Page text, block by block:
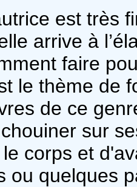
est
arrive à
faire
le thème de
de ce
sur
corps et
ou quelques